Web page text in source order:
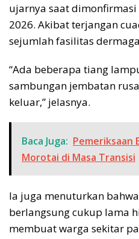
ujarnya saat dimonfirmasi
2026. Akibat terjangan
sejumlah fasilitas
“Ada beberapa tiang
sambungan jembatan
keluar,” jelasnya.
Baca Juga: Pemeriksaan
Morotai di Masa Transisi
Ia juga menuturkan
berlangsung cukup lama
membuat warga sekitar